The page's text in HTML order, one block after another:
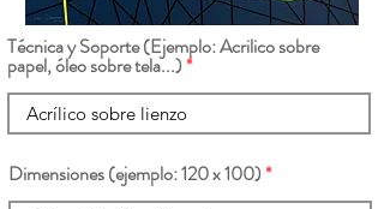
Técnica y Soporte (Ejemplo: Acrilico sobre
papel, óleo sobre tela...)
Dimensiones (ejemplo: 120 x 100)